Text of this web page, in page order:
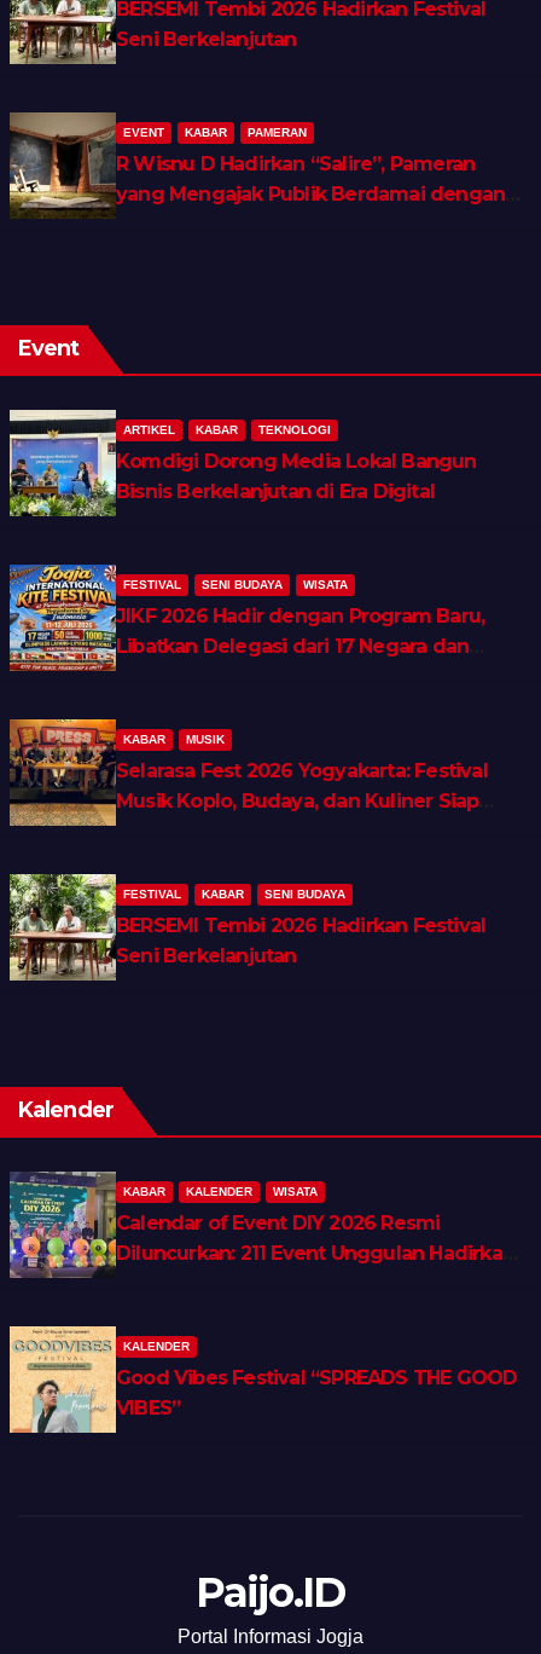
BERSEMI Tembi 2026 Hadirkan Festival
Seni Berkelanjutan
EVENT KABAR PAMERAN
R Wisnu D Hadirkan “Salire”, Pameran
yang Mengajak Publik Berdamai dengan
Event
ARTIKEL KABAR TEKNOLOGI
Komdigi Dorong Media Lokal Bangun
Bisnis Berkelanjutan di Era Digital
FESTIVAL SENI BUDAYA WISATA
JIKF 2026 Hadir dengan Program Baru,
Libatkan Delegasi dari 17 Negara dan
KABAR MUSIK
Selarasa Fest 2026 Yogyakarta: Festival
Musik Koplo, Budaya, dan Kuliner Siap
FESTIVAL KABAR SENI BUDAYA
BERSEMI Tembi 2026 Hadirkan Festival
Seni Berkelanjutan
Kalender
KABAR KALENDER WISATA
Calendar of Event DIY 2026 Resmi
Diluncurkan: 211 Event Unggulan Hadirkan
KALENDER
Good Vibes Festival “SPREADS THE GOOD
VIBES”
Paijo.ID
Portal Informasi Jogja